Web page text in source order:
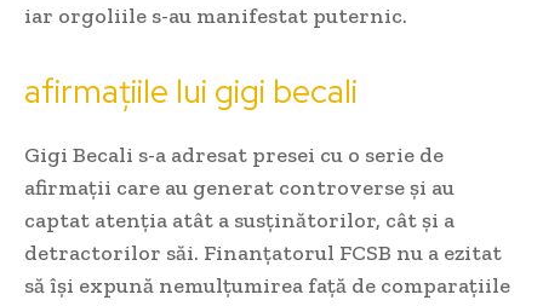
iar orgoliile s-au manifestat puternic.
afirmațiile lui gigi becali
Gigi Becali s-a adresat presei cu o serie de
afirmații care au generat controverse și au
captat atenția atât a susținătorilor, cât și a
detractorilor săi. Finanțatorul FCSB nu a ezitat
să își expună nemulțumirea față de comparațiile